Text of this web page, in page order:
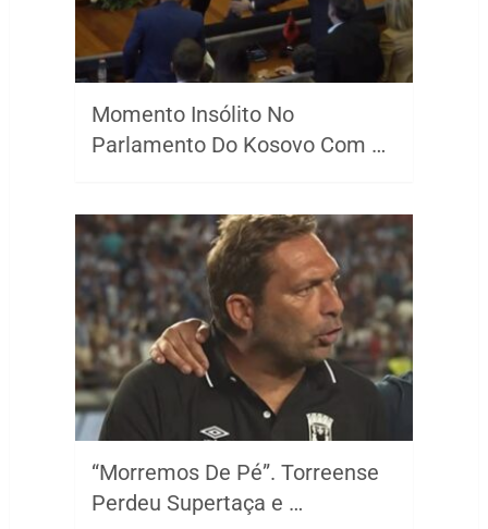
Momento Insólito No
Parlamento Do Kosovo Com …
“Morremos De Pé”. Torreense
Perdeu Supertaça e …